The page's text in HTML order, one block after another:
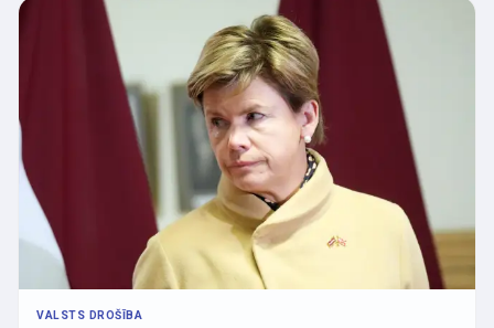
VALSTS DROŠĪBA